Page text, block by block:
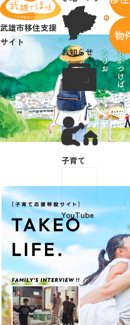
ニュー
武雄市移住支援サイト
メニューを開閉する
武雄で暮らす魅力
空き家・空き地バンク
お知らせ
おしごと
子育て
YouTube
facebook
い合わせ
武雄市移住支援
サイト
お知らせ
おしごと
子育て
YouTube
物